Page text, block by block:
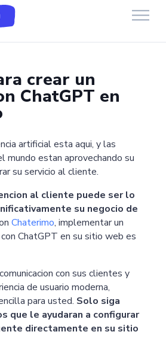
crear un
ChatGPT en
artificial esta aqui, y las
mundo estan aprovechando su
su servicio al cliente.
al cliente puede ser lo
su negocio de
Chaterimo, implementar un
ChatGPT en su sitio web es
con sus clientes y
de usuario moderna,
para usted. Solo siga
que le ayudaran a configurar
directamente en su sitio
HelpDesk